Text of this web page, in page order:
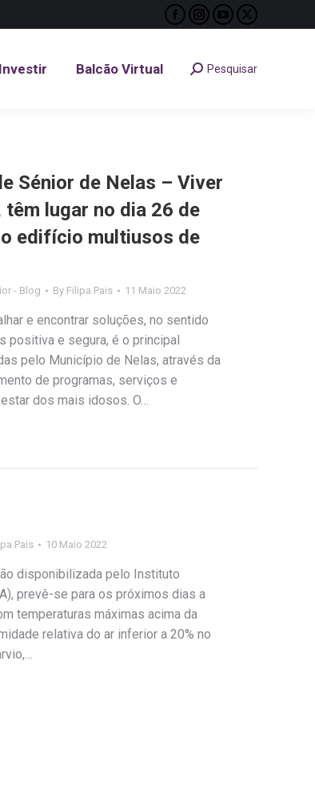
Facebook
opens
Instagram
opens
YouTube
opens
X
opens
Investir Balcão Virtual Search:Pesquisar
Sénior de Nelas – Viver
têm lugar no dia 26 de
edifício multiusos de
- Blog By Filipa Pais 11 Maio 2022
e encontrar soluções, no sentido
positiva e segura, é o principal
pelo Município de Nelas, através da
de programas, serviços e
dos mais idosos. O…
Pais 10 Maio 2022
disponibilizada pelo Instituto
prevê-se para os próximos dias a
temperaturas máximas acima da
relativa do ar inferior a 20% no
Balcão Virtual Search:
Pesquisar